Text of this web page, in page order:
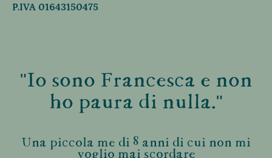
P.IVA 01643150475
"Io sono Francesca e non
ho paura di nulla."
Una piccola me di 8 anni di cui non mi
voglio mai scordare